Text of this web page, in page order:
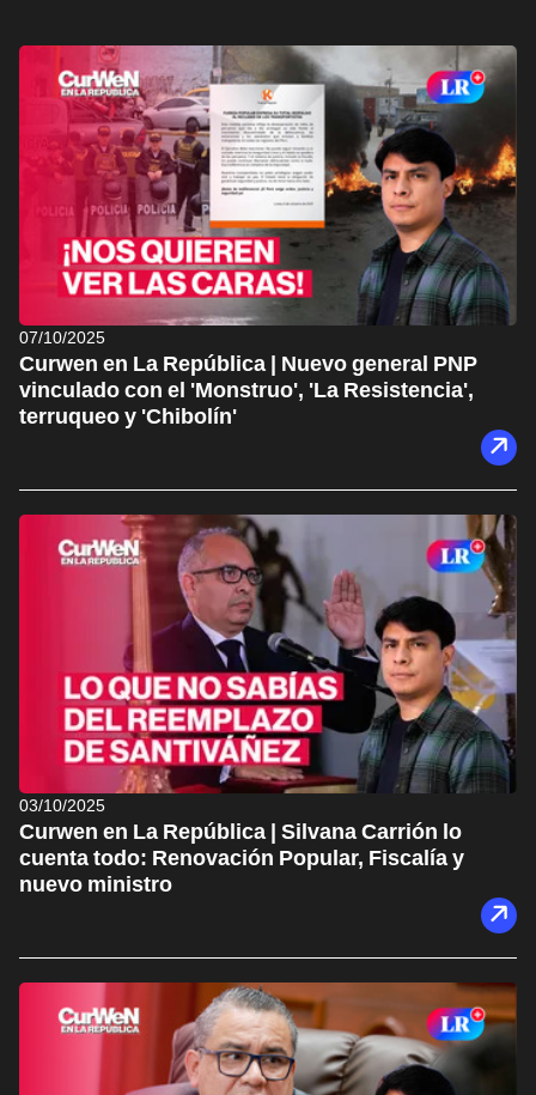
07/10/2025
Curwen en La República | Nuevo general PNP
vinculado con el 'Monstruo', 'La Resistencia',
terruqueo y 'Chibolín'
03/10/2025
Curwen en La República | Silvana Carrión lo
cuenta todo: Renovación Popular, Fiscalía y
nuevo ministro